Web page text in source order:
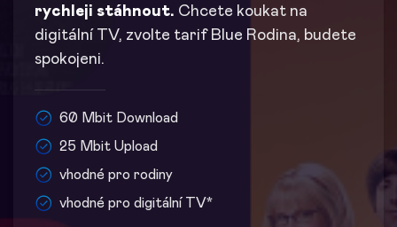
rychleji stáhnout. Chcete koukat na
digitální TV, zvolte tarif Blue Rodina, budete
spokojeni.
60 Mbit Download
25 Mbit Upload
vhodné pro rodiny
vhodné pro digitální TV*